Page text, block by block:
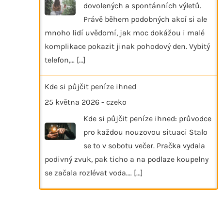
dovolených a spontánních výletů.
Právě během podobných akcí si ale
mnoho lidí uvědomí, jak moc dokážou i malé
komplikace pokazit jinak pohodový den. Vybitý
telefon,… [...]
Kde si půjčit peníze ihned
25 května 2026 - czeko
Kde si půjčit peníze ihned: průvodce
pro každou nouzovou situaci Stalo
se to v sobotu večer. Pračka vydala
podivný zvuk, pak ticho a na podlaze koupelny
se začala rozlévat voda.… [...]